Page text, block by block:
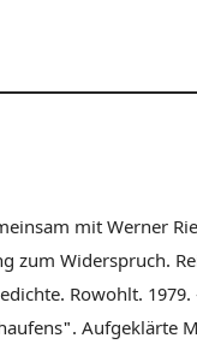
mit Werner
zum Widerspruch.
Rowohlt.
Aufgeklärte